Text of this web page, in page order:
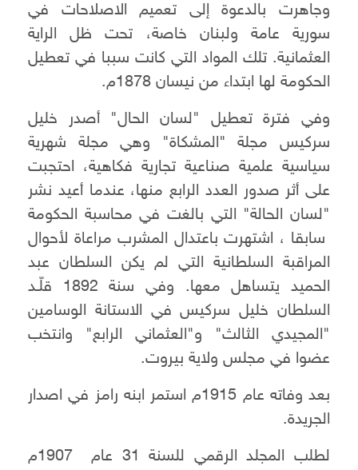
وجاهرت بالدعوة إلى تعميم الاصلاحات في
سورية عامة ولبنان خاصة، تحت ظل الراية
العثمانية. تلك المواد التي كانت سببا في تعطيل
الحكومة لها ابتداء من نيسان 1878م.
وفي فترة تعطيل "لسان الحال" أصدر خليل
سركيس مجلة "المشكاة" وهي مجلة شهرية
سياسية علمية صناعية تجارية فكاهية، احتجبت
على أثر صدور العدد الرابع منها، عندما أعيد نشر
"لسان الحالة" التي بالغت في محاسبة الحكومة
سابقا ، اشتهرت باعتدال المشرب مراعاة لأحوال
المراقبة السلطانية التي لم يكن السلطان عبد
الحميد يتساهل معها. وفي سنة 1892 قلّـد
السلطان خليل سركيس في الاستانة الوسامين
"المجيدي الثالث" و"العثماني الرابع" وانتخب
عضوا في مجلس ولاية بيروت.
بعد وفاته عام 1915م استمر ابنه رامز في اصدار
الجريدة.
لطلب المجلد الرقمي للسنة 31 عام 1907م